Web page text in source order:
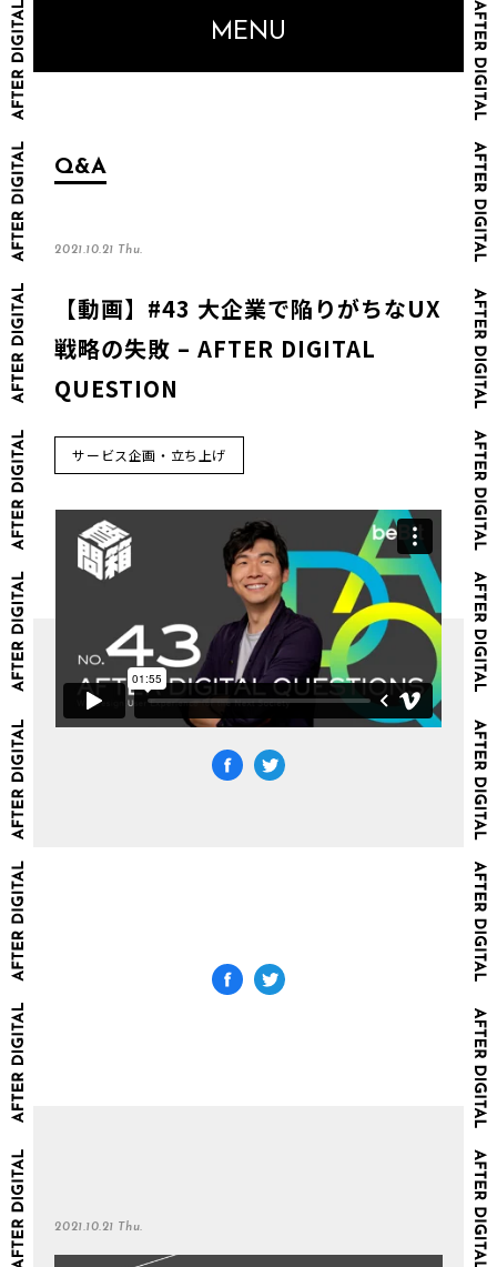
MENU
Q&A
2021.10.21 Thu.
【動画】#43 大企業で陥りがちなUX
戦略の失敗 – AFTER DIGITAL
QUESTION
サービス企画・立ち上げ
2021.10.21 Thu.